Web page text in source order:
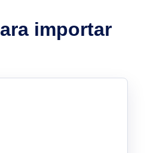
importar